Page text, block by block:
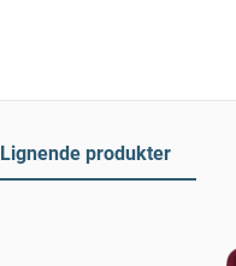
Lignende produkter